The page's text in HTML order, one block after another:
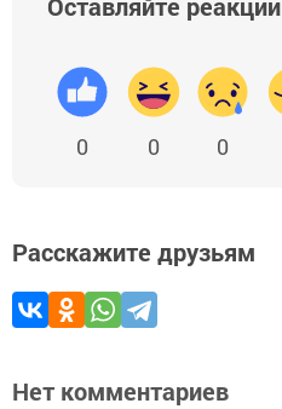
Оставляйте реакции
0 0 0
Расскажите друзьям
Нет комментариев